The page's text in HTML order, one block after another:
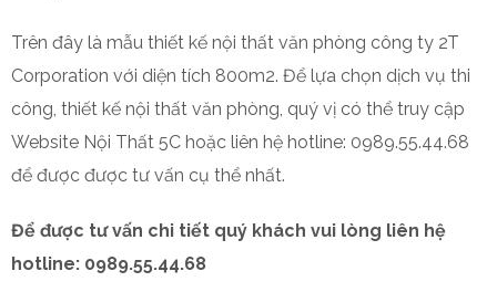
Trên đây là mẫu thiết kế nội thất văn phòng công ty 2T
Corporation với diện tích 800m2. Để lựa chọn dịch vụ thi
công, thiết kế nội thất văn phòng, quý vị có thể truy cập
Website Nội Thất 5C hoặc liên hệ hotline: 0989.55.44.68
để được được tư vấn cụ thể nhất.
Để được tư vấn chi tiết quý khách vui lòng liên hệ
hotline: 0989.55.44.68